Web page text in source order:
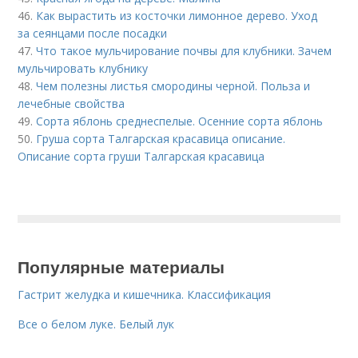
46. Как вырастить из косточки лимонное дерево. Уход
за сеянцами после посадки
47.Что такое мульчирование почвы для клубники. Зачем
мульчировать клубнику
48.Чем полезны листья смородины черной. Польза и
лечебные свойства
49.Сорта яблонь среднеспелые. Осенние сорта яблонь
50. Груша сорта Талгарская красавица описание.
Описание сорта груши Талгарская красавица
Популярные материалы
Гастрит желудка и кишечника. Классификация
Все о белом луке. Белый лук